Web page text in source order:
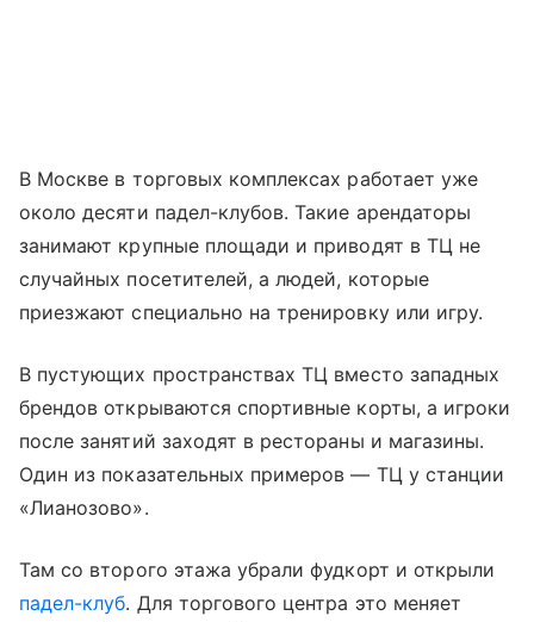
В Москве в торговых комплексах работает уже
около десяти падел-клубов. Такие арендаторы
занимают крупные площади и приводят в ТЦ не
случайных посетителей, а людей, которые
приезжают специально на тренировку или игру.
В пустующих пространствах ТЦ вместо западных
брендов открываются спортивные корты, а игроки
после занятий заходят в рестораны и магазины.
Один из показательных примеров — ТЦ у станции
«Лианозово».
Там со второго этажа убрали фудкорт и открыли
падел-клуб. Для торгового центра это меняет